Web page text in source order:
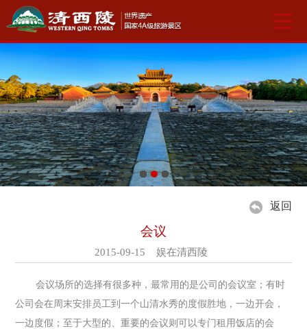
返回
会议
2015-09-15 娱在清西陵
会议场所的选择有很多种，最常用的是公司的会议室；有时
公司会在周末安排员工到一个山清水秀的度假胜地，一边开会，
一边度假；至于大型的、重要的会议则可以专门租用饭店的会